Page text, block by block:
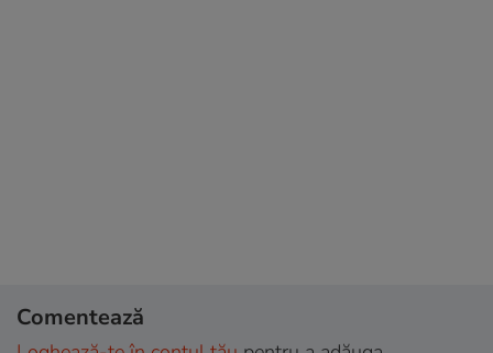
Comentează